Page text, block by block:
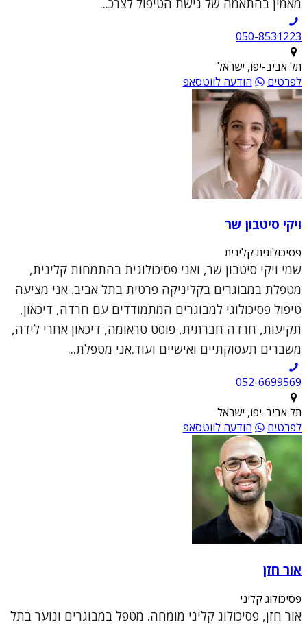
מאמין בהתאמה של גישת הטיפול לצרכ...
050-8531223
תל אביב-יפו, ישראל
לפרטים
הודעה לווטסאפ
ויקי סיטבון שר
פסיכולוגית קלינית
שמי ויקי סיטבון שר, ואני פסיכולוגית בהתמחות קלינית,
מטפלת במבוגרים בקליניקה פרטית בתל אביב. אני מציעה
טיפול פסיכולוגי למבוגרים המתמודדים עם חרדה, דיכאון,
תקיעות, חרדה חברתית, פוסט טראומה, דיכאון אחרי לידה,
משברים תעסוקתיים ואישיים ועוד.אני מטפלת...
052-6699569
תל אביב-יפו, ישראל
לפרטים
הודעה לווטסאפ
אור חזן
פסיכולוג קליני
אור חזן, פסיכולוג קליני מומחה. מטפל במבוגרים ונוער בתל